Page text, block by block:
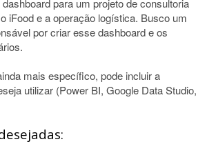
para um projeto de consultoria
iFood e a operação logística. Busco um
por criar esse dashboard e os
mais específico, pode incluir a
utilizar (Power BI, Google Data Studio,